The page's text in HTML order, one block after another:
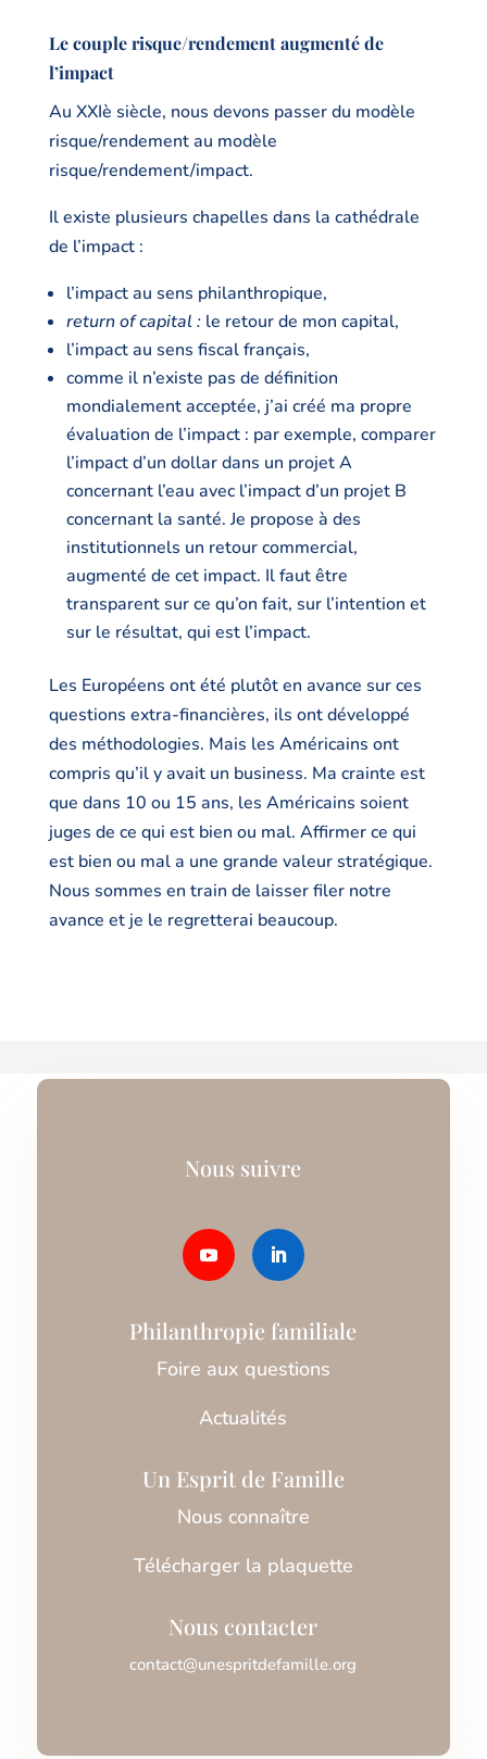
Le couple risque/rendement augmenté de
l’impact
Au XXIè siècle, nous devons passer du modèle
risque/rendement au modèle
risque/rendement/impact.
Il existe plusieurs chapelles dans la cathédrale
de l’impact :
l’impact au sens philanthropique,
return of capital : le retour de mon capital,
l’impact au sens fiscal français,
comme il n’existe pas de définition
mondialement acceptée, j’ai créé ma propre
évaluation de l’impact : par exemple, comparer
l’impact d’un dollar dans un projet A
concernant l’eau avec l’impact d’un projet B
concernant la santé. Je propose à des
institutionnels un retour commercial,
augmenté de cet impact. Il faut être
transparent sur ce qu’on fait, sur l’intention et
sur le résultat, qui est l’impact.
Les Européens ont été plutôt en avance sur ces
questions extra-financières, ils ont développé
des méthodologies. Mais les Américains ont
compris qu’il y avait un business. Ma crainte est
que dans 10 ou 15 ans, les Américains soient
juges de ce qui est bien ou mal. Affirmer ce qui
est bien ou mal a une grande valeur stratégique.
Nous sommes en train de laisser filer notre
avance et je le regretterai beaucoup.
Nous suivre
Philanthropie familiale
Foire aux questions
Actualités
Un Esprit de Famille
Nous connaître
Télécharger la plaquette
Nous contacter
contact@unespritdefamille.org